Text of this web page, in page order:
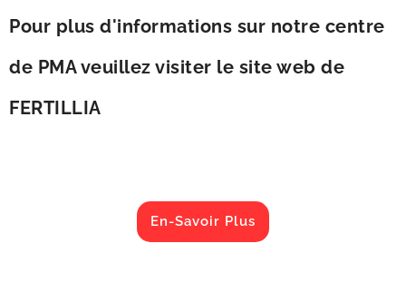
Pour plus d'informations sur notre centre
de PMA veuillez visiter le site web de
FERTILLIA
En-Savoir Plus